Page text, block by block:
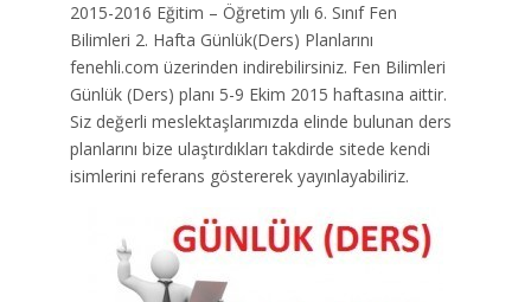
2015-2016 Eğitim – Öğretim yılı 6. Sınıf Fen
Bilimleri 2. Hafta Günlük(Ders) Planlarını
fenehli.com üzerinden indirebilirsiniz. Fen Bilimleri
Günlük (Ders) planı 5-9 Ekim 2015 haftasına aittir.
Siz değerli meslektaşlarımızda elinde bulunan ders
planlarını bize ulaştırdıkları takdirde sitede kendi
isimlerini referans göstererek yayınlayabiliriz.